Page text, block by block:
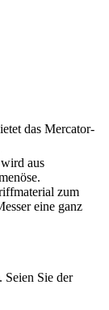
das Mercator-
aus
zum
eine ganz
Sie der